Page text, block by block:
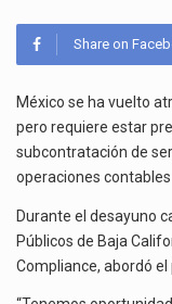
Share on
México se ha vuelto
pero requiere estar
subcontratación de
operaciones contables
Durante el desayuno
Públicos de Baja
Compliance, abordó